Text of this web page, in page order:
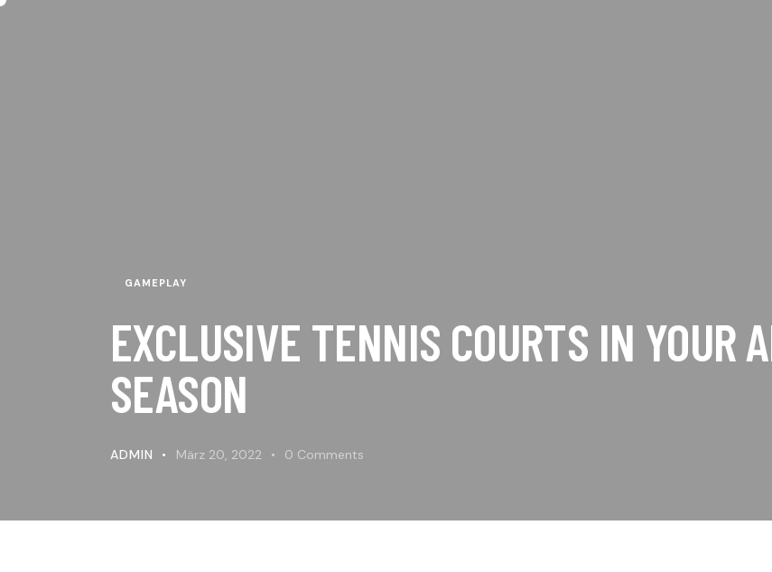
GAMEPLAY
EXCLUSIVE TENNIS COURTS IN YOUR
SEASON
ADMIN März 20, 2022 0 Comments